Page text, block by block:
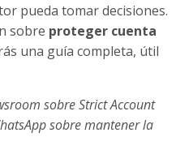
pueda tomar decisiones.
sobre proteger cuenta
una guía completa, útil
sobre Strict Account
sobre mantener la